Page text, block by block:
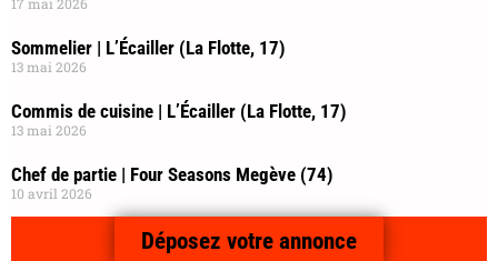
Sommelier | L’Écailler (La Flotte, 17)
13 mai 2026
Commis de cuisine | L’Écailler (La Flotte, 17)
13 mai 2026
Chef de partie | Four Seasons Megève (74)
10 avril 2026
Déposez votre annonce